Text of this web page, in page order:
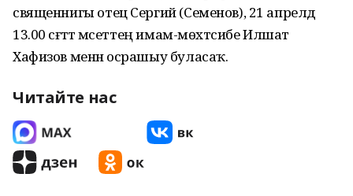
священнигы отец Сергий (Семенов), 21 апрелдә
13.00 сәғәттә мәсеттең имам-мөхтәсибе Илшат
Хафизов менән осрашыу буласаҡ.
Читайте нас